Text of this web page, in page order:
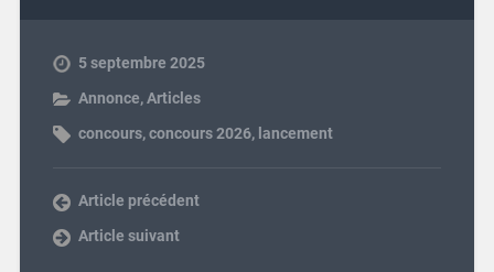
5 septembre 2025
Annonce,Articles
concours,concours 2026, lancement
Article précédent
Article suivant